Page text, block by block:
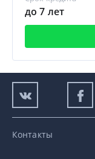
до 7 лет
Контакты